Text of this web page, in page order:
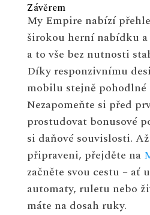
Závěrem
My Empire nabízí
širokou herní nabídku
a to vše bez nutnosti
Díky responzivnímu
mobilu stejně
Nezapomeňte si před
prostudovat bonusové
si daňové souvislosti.
připraveni, přejděte na
začněte svou cestu – ať
automaty, ruletu nebo
máte na dosah ruky.